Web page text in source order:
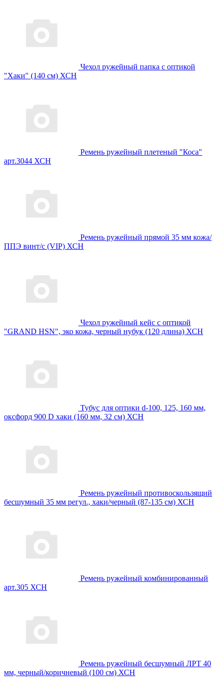
Чехол ружейный папка с оптикой
"Хаки" (140 см) ХСН
Ремень ружейный плетеный "Коса"
арт.3044 ХСН
Ремень ружейный прямой 35 мм кожа/
ППЭ винт/с (VIP) ХСН
Чехол ружейный кейс с оптикой
"GRAND HSN", эко кожа, черный нубук (120 длина) ХСН
Тубус для оптики d-100, 125, 160 мм,
оксфорд 900 D хаки (160 мм, 32 см) ХСН
Ремень ружейный противоскользящий
бесшумный 35 мм регул., хаки/черный (87-135 см) ХСН
Ремень ружейный комбинированный
арт.305 ХСН
Ремень ружейный бесшумный ЛРТ 40
мм, черный/коричневый (100 см) ХСН